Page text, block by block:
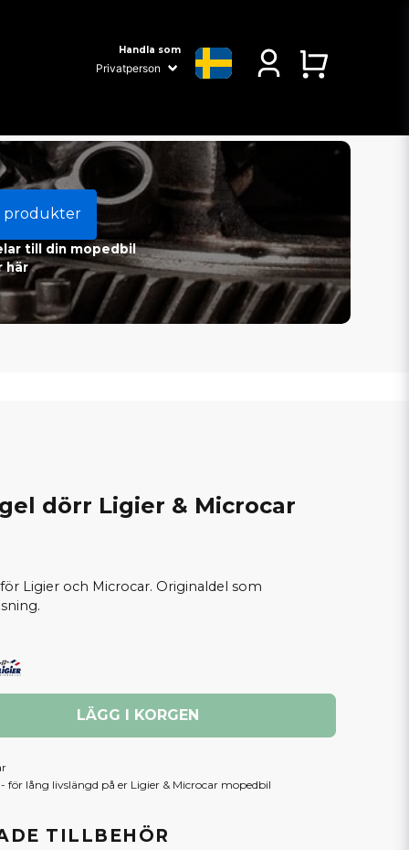
Handla som
produkter
till din mopedbil
här
dörr Ligier & Microcar
Ligier och Microcar. Originaldel som
LÄGG I KORGEN
lång livslängd på er Ligier & Microcar mopedbil
TILLBEHÖR